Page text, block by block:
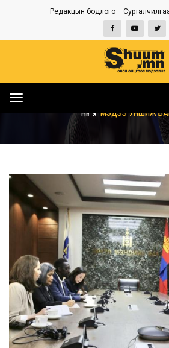
Редакцын бодлого
Toggle
НҮҮР МЭДЭЭ УНШИЖ